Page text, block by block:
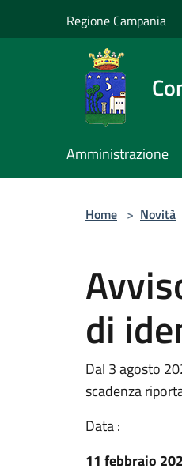
Regione Campania
Amministrazione
Home > Novità
di
Dal 3 agosto
scadenza
Data :
11 febbraio